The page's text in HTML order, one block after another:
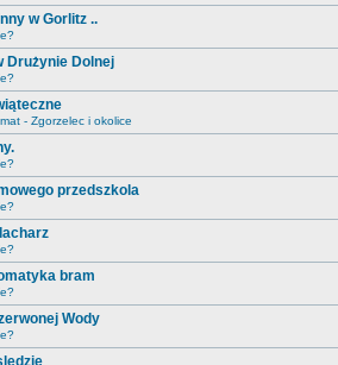
w Gorlitz ..
Drużynie Dolnej
- Zgorzelec i okolice
przedszkola
bram
Wody